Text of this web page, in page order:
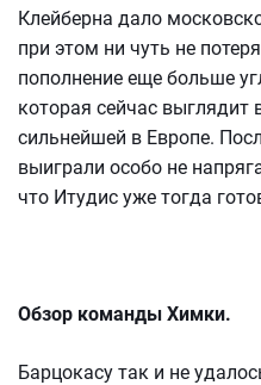
Клейберна дало
при этом ни чуть не
пополнение еще больше
которая сейчас выглядит
сильнейшей в Европе.
выиграли особо не
что Итудис уже тогда
Обзор команды Химки.
Барцокасу так и не